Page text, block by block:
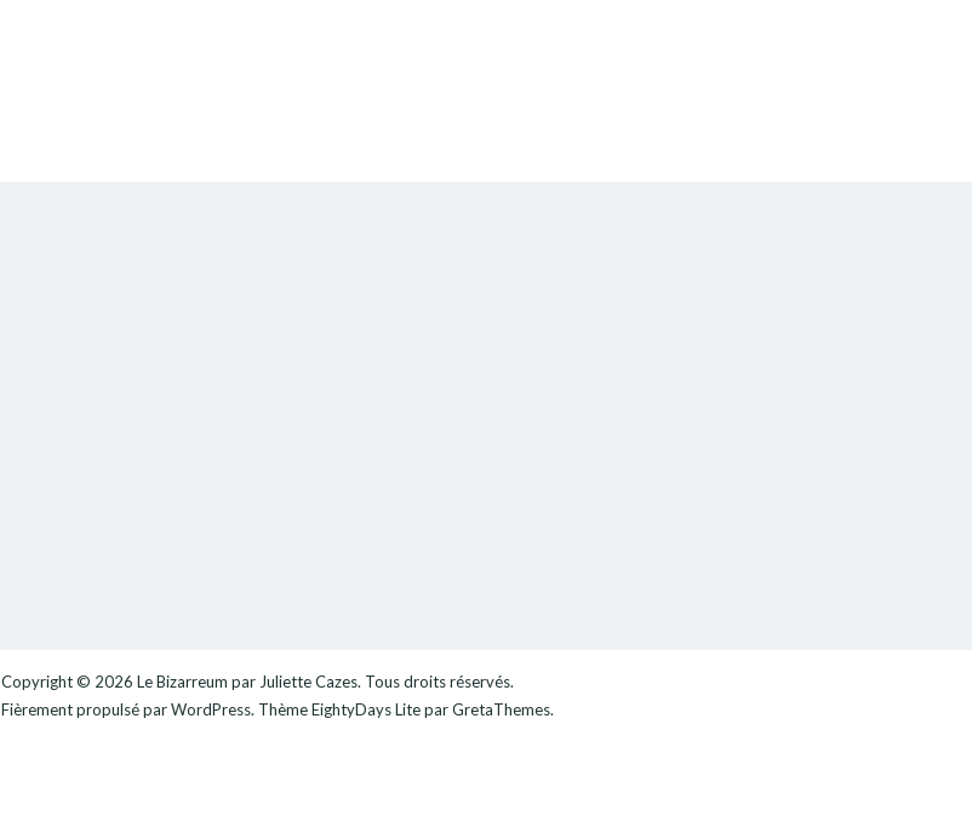
Copyright © 2026 Le Bizarreum par Juliette Cazes. Tous droits réservés.
Fièrement propulsé parWordPress. ThèmeEightyDays Litepar GretaThemes.